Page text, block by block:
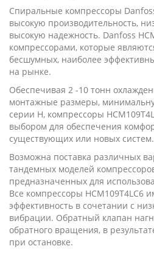
Cпиральные компрессоры
высокую производительность,
высокую надежность. Danfoss
компрессорами, которые
бесшумных, наиболее
на рынке.
Обеспечивая 2 -10 тонн
монтажные размеры,
серии Н, компрессоры
выбором для обеспечения
существующих или новых систем.
Возможна поставка различных
тандемных моделей
предназначенных для
Все компрессоры HCM109T4LC6
эффективность в сочетании с
вибрации. Обратный клапан
обратного вращения, в
при остановке.